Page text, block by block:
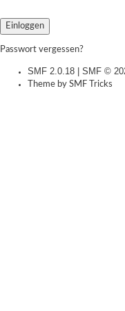
Passwort vergessen?
SMF 2.0.18 SMF ©
Theme by SMF Tricks